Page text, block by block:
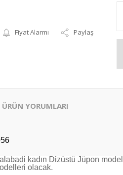
Fiyat Alarmı Paylaş
ÜRÜN YORUMLARI
kadın Dizüstü Jüpon
olacak.